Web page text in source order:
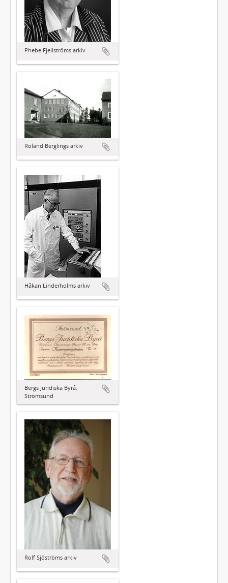
Phebe Fjellströms arkiv
Roland Berglings arkiv
Håkan Linderholms arkiv
Bergs Juridiska Byrå,
Strömsund
Rolf Sjöströms arkiv